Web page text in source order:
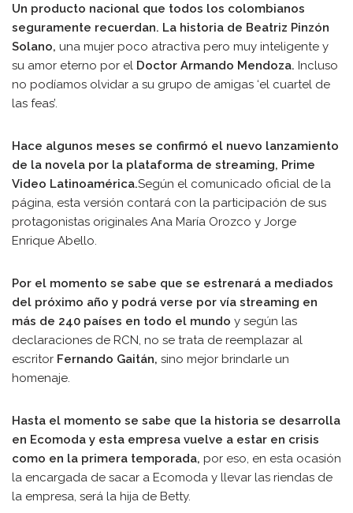
Un producto nacional que todos los colombianos
seguramente recuerdan. La historia de Beatriz Pinzón
Solano, una mujer poco atractiva pero muy inteligente y
su amor eterno por el Doctor Armando Mendoza. Incluso
no podíamos olvidar a su grupo de amigas ‘el cuartel de
las feas’.
Hace algunos meses se confirmó el nuevo lanzamiento
de la novela por la plataforma de streaming, Prime
Video Latinoamérica.Según el comunicado oficial de la
página, esta versión contará con la participación de sus
protagonistas originales Ana María Orozco y Jorge
Enrique Abello.
Por el momento se sabe que se estrenará a mediados
del próximo año y podrá verse por vía streaming en
más de 240 países en todo el mundo y según las
declaraciones de RCN, no se trata de reemplazar al
escritor Fernando Gaitán, sino mejor brindarle un
homenaje.
Hasta el momento se sabe que la historia se desarrolla
en Ecomoda y esta empresa vuelve a estar en crisis
como en la primera temporada, por eso, en esta ocasión
la encargada de sacar a Ecomoda y llevar las riendas de
la empresa, será la hija de Betty.